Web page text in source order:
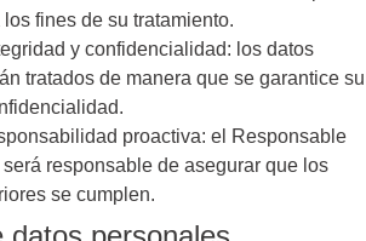
fines de su tratamiento.
y confidencialidad: los datos
tratados de manera que se garantice su
proactiva: el Responsable
responsable de asegurar que los
se cumplen.